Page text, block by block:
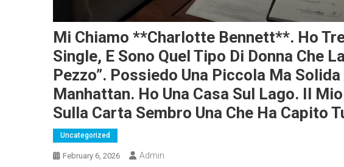
Mi Chiamo **Charlotte Bennett**. Ho
Single, E Sono Quel Tipo Di Donna Che
Pezzo”. Possiedo Una Piccola Ma
Manhattan. Ho Una Casa Sul Lago. Il
Sulla Carta Sembro Una Che Ha Capito
Uncategorized
February 6, 2026 Admin